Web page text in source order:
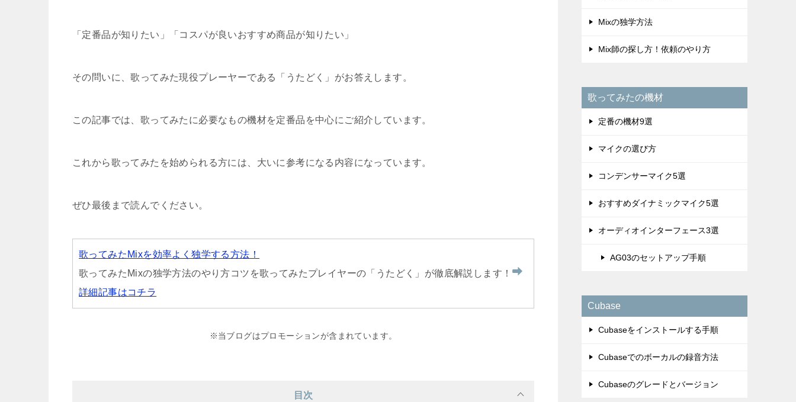
「定番品が知りたい」「コスパが良いおすすめ商品が知りたい」
その問いに、歌ってみた現役プレーヤーである「うたどく」がお答えします。
この記事では、歌ってみたに必要なもの機材を定番品を中心にご紹介しています。
これから歌ってみたを始められる方には、大いに参考になる内容になっています。
ぜひ最後まで読んでください。
歌ってみたMixを効率よく独学する方法！
歌ってみたMixの独学方法のやり方コツを歌ってみたプレイヤーの「うたどく」が徹底解説します！
詳細記事はコチラ
※当ブログはプロモーションが含まれています。
目次
Mixの独学方法
Mix師の探し方！依頼のやり方
歌ってみたの機材
定番の機材9選
マイクの選び方
コンデンサーマイク5選
おすすめダイナミックマイク5選
オーディオインターフェース3選
AG03のセットアップ手順
Cubase
Cubaseをインストールする手順
Cubaseでのボーカルの録音方法
Cubaseのグレードとバージョン